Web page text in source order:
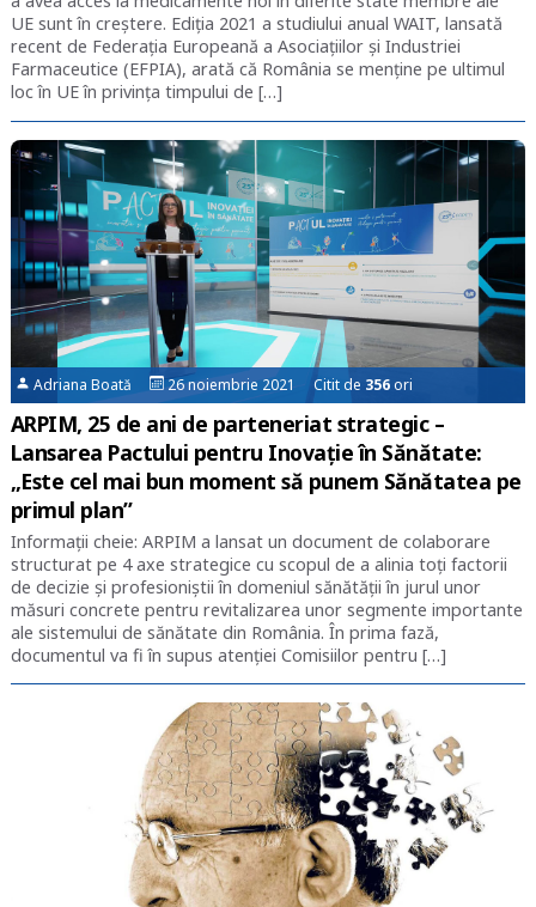
UE sunt în creștere. Ediția 2021 a studiului anual WAIT, lansată
recent de Federația Europeană a Asociațiilor şi Industriei
Farmaceutice (EFPIA), arată că România se menține pe ultimul
loc în UE în privința timpului de […]
Adriana Boată 26 noiembrie 2021 Citit de 356ori
ARPIM, 25 de ani de parteneriat strategic –
Lansarea Pactului pentru Inovație în Sănătate:
„Este cel mai bun moment să punem Sănătatea pe
primul plan”
Informații cheie: ARPIM a lansat un document de colaborare
structurat pe 4 axe strategice cu scopul de a alinia toți factorii
de decizie și profesioniștii în domeniul sănătății în jurul unor
măsuri concrete pentru revitalizarea unor segmente importante
ale sistemului de sănătate din România. În prima fază,
documentul va fi în supus atenției Comisiilor pentru […]